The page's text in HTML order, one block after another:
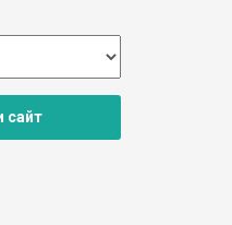
сайт